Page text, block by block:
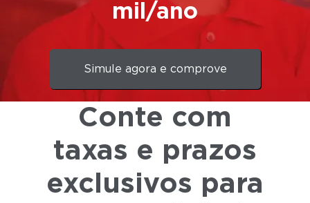
mil/ano​
Simule agora e comprove
Conte com
taxas e prazos
exclusivos para